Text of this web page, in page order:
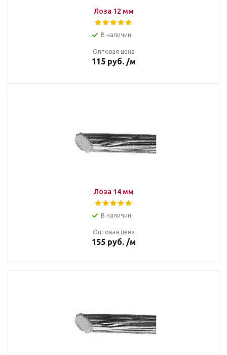
Лоза 12 мм
В наличии
Оптовая цена
115 руб. /м
Лоза 14 мм
В наличии
Оптовая цена
155 руб. /м